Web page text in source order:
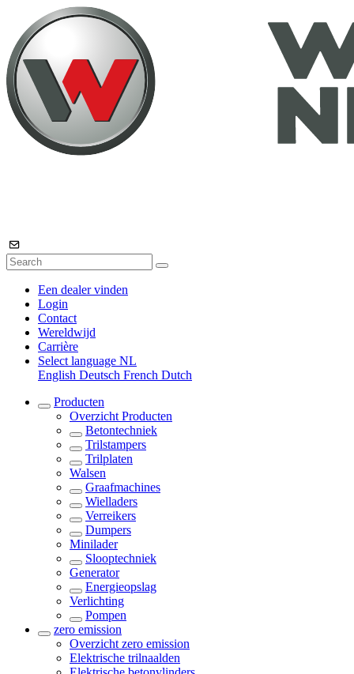
Een dealer vinden
Login
Contact
Wereldwijd
Carrière
Select language NL
English Deutsch French Dutch
Producten
Overzicht Producten
Betontechniek
Trilstampers
Trilplaten
Walsen
Graafmachines
Wielladers
Verreikers
Dumpers
Minilader
Slooptechniek
Generator
Energieopslag
Verlichting
Pompen
zero emission
Overzicht zero emission
Elektrische trilnaalden